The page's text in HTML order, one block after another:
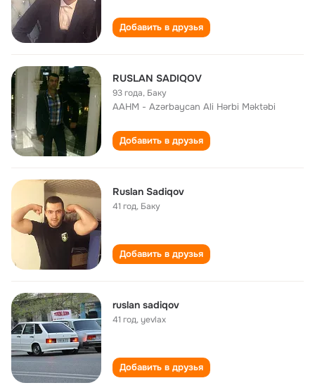
Добавить в друзья
RUSLAN SADIQOV
93 года, Баку
AAHM - Azərbaycan Ali Hərbi Məktəbi
Добавить в друзья
Ruslan Sadiqov
41 год, Баку
Добавить в друзья
ruslan sadiqov
41 год,yevlax
Добавить в друзья